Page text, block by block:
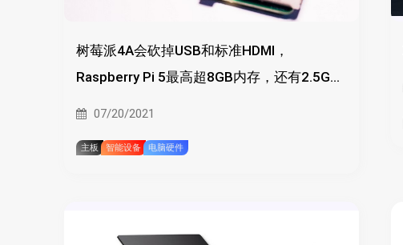
树莓派4A会砍掉USB和标准HDMI，
Raspberry Pi 5最高超8GB内存，还有2.5G千
07/20/2021
主板 智能设备 电脑硬件